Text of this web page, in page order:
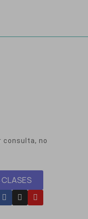
consulta, no